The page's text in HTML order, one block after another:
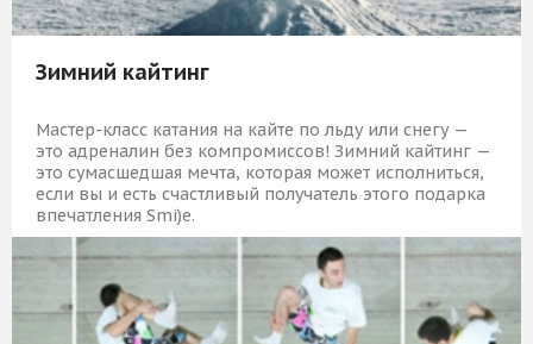
Зимний кайтинг
Мастер-класс катания на кайте по льду или снегу —
это адреналин без компромиссов! Зимний кайтинг —
это сумасшедшая мечта, которая может исполниться,
если вы и есть счастливый получатель этого подарка
впечатления Smi)e.
5 919 Р КУПИТЬ